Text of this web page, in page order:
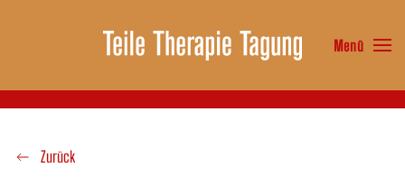
Zum Hauptinhalt springen Menü
Zurück